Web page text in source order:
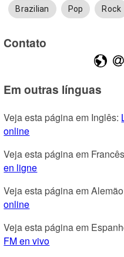
Brazilian Pop Rock
Contato
Em outras línguas
Veja esta página em Inglês:
online
Veja esta página em
en ligne
Veja esta página em
online
Veja esta página em
FM en vivo